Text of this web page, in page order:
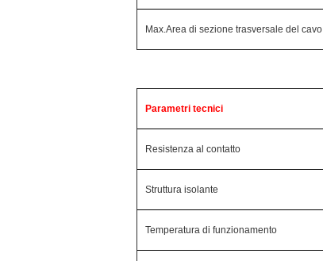
Max.Area di sezione trasversale del cavo
Parametri tecnici
Resistenza al contatto
Struttura isolante
Temperatura di funzionamento